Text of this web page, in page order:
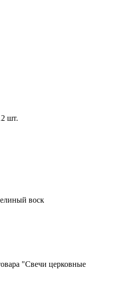
воск
"Свечи церковные